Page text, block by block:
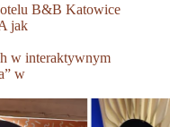
B&B Katowice
jak
w interaktywnym
w